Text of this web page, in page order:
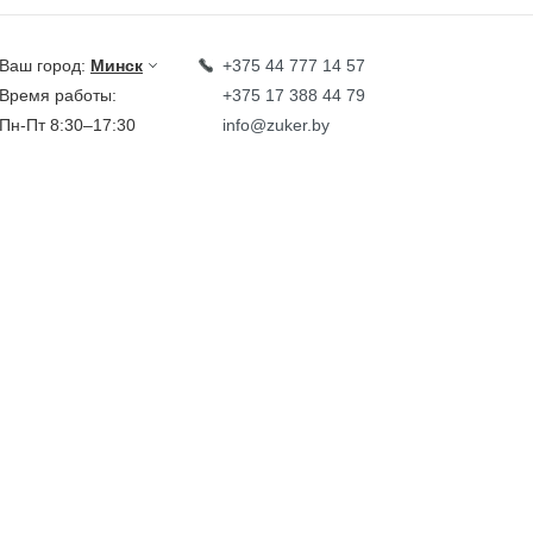
Ваш город: Минск
Время работы:
Пн-Пт 8:30–17:30
+375 44 777 14 57
+375 17 388 44 79
info@zuker.by